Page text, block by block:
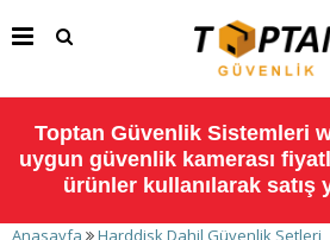
Toptan Güvenlik Sistemleri
uygun güvenlik kamerası
ürünler kullanılarak satış
Anasayfa
Harddisk Dahil Güvenlik Setleri